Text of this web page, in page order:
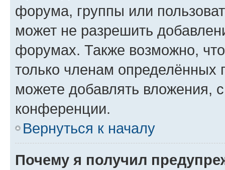
форума, группы или
может не разрешить
форумах. Также возможно,
только членам определённых
можете добавлять вложения,
конференции.
Вернуться к началу
Почему я получил